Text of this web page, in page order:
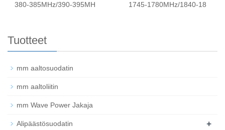
380-385MHz/390-395MH 1745-1780MHz/1840-18
Tuotteet
mm aaltosuodatin
mm aaltoliitin
mm Wave Power Jakaja
Alipäästösuodatin +